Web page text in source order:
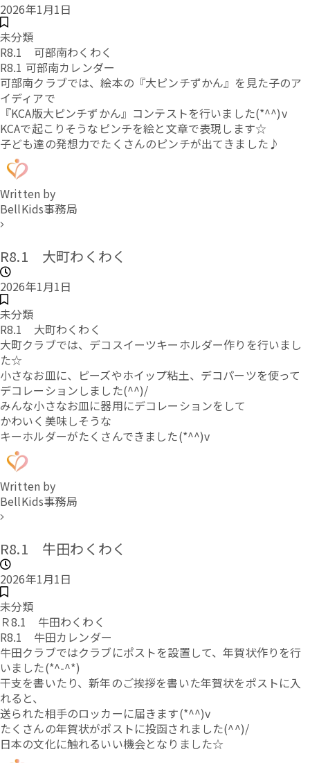
2026年1月1日
未分類
R8.1 可部南わくわく
R8.1 可部南カレンダー
可部南クラブでは、絵本の『大ピンチずかん』を見た子のア
イディアで
『KCA版大ピンチずかん』コンテストを行いました(*^^)v
KCAで起こりそうなピンチを絵と文章で表現します☆
子ども達の発想力でたくさんのピンチが出てきました♪
Written by
BellKids事務局
R8.1 大町わくわく
2026年1月1日
未分類
R8.1 大町わくわく
大町クラブでは、デコスイーツキーホルダー作りを行いまし
た☆
小さなお皿に、ピーズやホイップ粘土、デコパーツを使って
デコレーションしました(^^)/
みんな小さなお皿に器用にデコレーションをして
かわいく美味しそうな
キーホルダーがたくさんできました(*^^)v
Written by
BellKids事務局
R8.1 牛田わくわく
2026年1月1日
未分類
Ｒ8.1 牛田わくわく
R8.1 牛田カレンダー
牛田クラブではクラブにポストを設置して、年賀状作りを行
いました(*^-^*)
干支を書いたり、新年のご挨拶を書いた年賀状をポストに入
れると、
送られた相手のロッカーに届きます(*^^)v
たくさんの年賀状がポストに投函されました(^^)/
日本の文化に触れるいい機会となりました☆